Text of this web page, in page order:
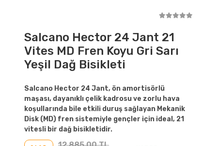
Salcano Hector 24 Jant 21
Vites MD Fren Koyu Gri Sarı
Yeşil Dağ Bisikleti
Salcano Hector 24 Jant, ön amortisörlü
maşası, dayanıklı çelik kadrosu ve zorlu hava
koşullarında bile etkili duruş sağlayan Mekanik
Disk (MD) fren sistemiyle gençler için ideal, 21
vitesli bir dağ bisikletidir.